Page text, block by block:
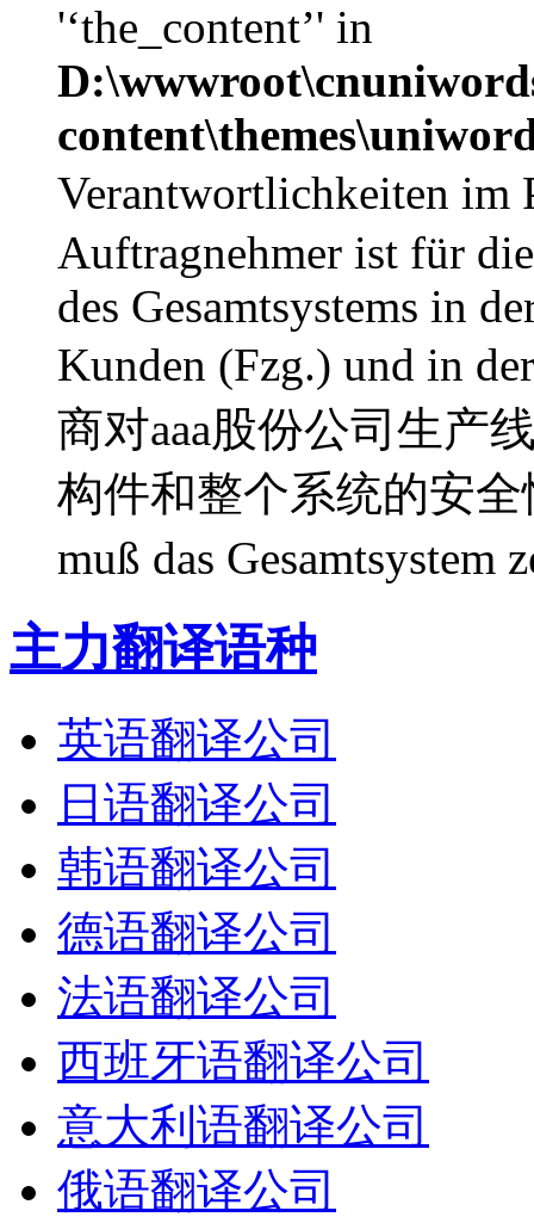
'‘the_content’' in
Verantwortlichkeiten
Auftragnehmer ist für
des Gesamtsystems in
Kunden (Fzg.) und in
商对aaa股份公司生产
构件和整个系统的安全
muß das
主力翻译语种
英语翻译公司
日语翻译公司
韩语翻译公司
德语翻译公司
法语翻译公司
西班牙语翻译公司
意大利语翻译公司
俄语翻译公司